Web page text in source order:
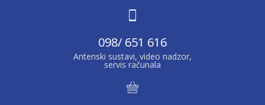
098/ 651 616
Antenski sustavi, video nadzor,
servis računala